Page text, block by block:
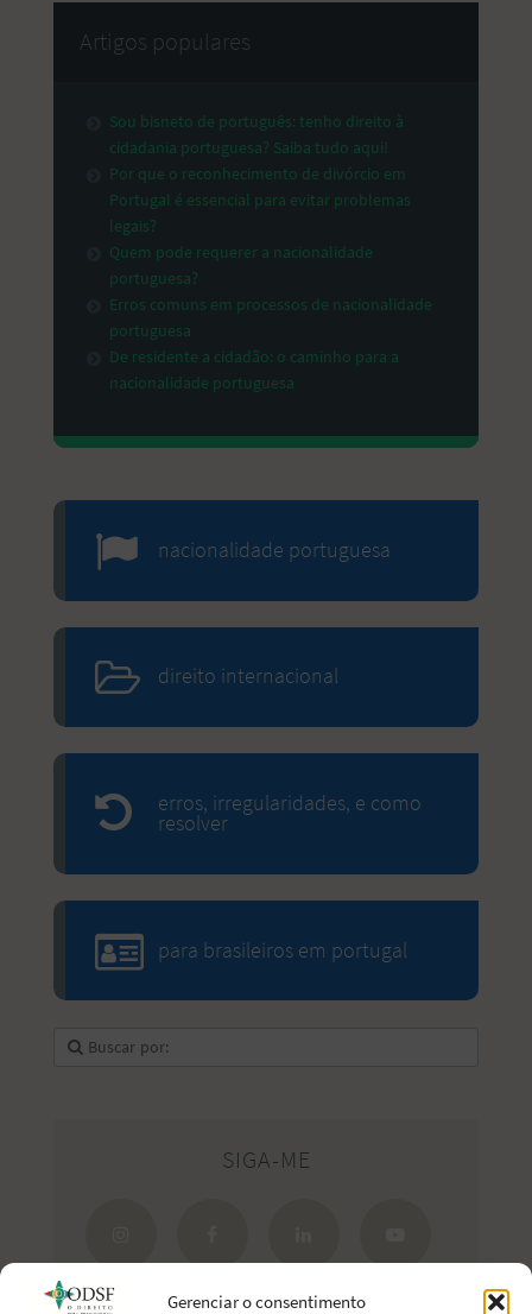
Gerenciar o consentimento
Artigos populares
Sou bisneto de português: tenho direito à
cidadania portuguesa? Saiba tudo aqui!
Por que o reconhecimento de divórcio em
Portugal é essencial para evitar problemas
legais?
Quem pode requerer a nacionalidade
portuguesa?
Erros comuns em processos de nacionalidade
portuguesa
De residente a cidadão: o caminho para a
nacionalidade portuguesa
nacionalidade portuguesa
direito internacional
erros, irregularidades, e como
resolver
para brasileiros em portugal
SIGA-ME